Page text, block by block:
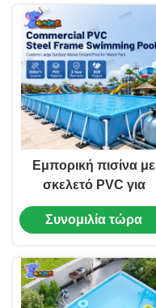
Εμπορική πισίνα με
σκελετό PVC για
υδάτινο πάρκο
Συνομιλία τώρα